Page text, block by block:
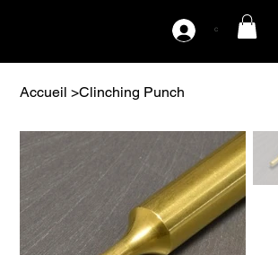
C
Accueil >Clinching Punch